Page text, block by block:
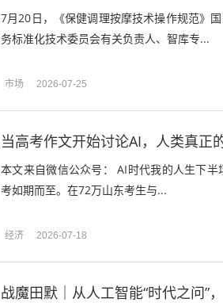
7月20日，《保健调理按摩技术操作规范》
务标准化技术委员会有关负责人、智库专...
市场 2026-07-25
当高考作文开始讨论AI，人类真正
本文来自微信公众号： AI时代我的人生下
考如期而至。在72万山东考生与...
经济 2026-07-18